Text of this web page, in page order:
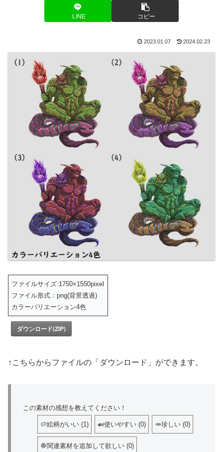
LINE コピー
2023.01.07 2024.02.23
ファイルサイズ:1750×1550pixel
ファイル形式：png(背景透過)
カラーバリエーション4色
ダウンロード(ZIP)
↑こちらからファイルの「ダウンロード」ができます。
この素材の感想を教えてください！
🥔絵柄がいい (1) 🍛使いやすい (0) 🥕珍しい (0)
🧅関連素材を追加して欲しい (0)